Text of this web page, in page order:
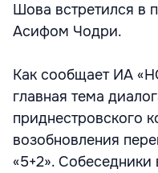
Шова встретился в
Асифом Чодри.
Как сообщает ИА
главная тема
приднестровского
возобновления
«5+2». Собеседники